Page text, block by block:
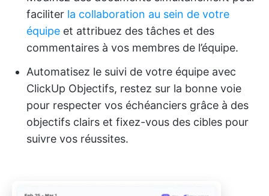
faciliter la collaboration au sein de votre
équipe et attribuez des tâches et des
commentaires à vos membres de l’équipe.
Automatisez le suivi de votre équipe avec
ClickUp Objectifs, restez sur la bonne voie
pour respecter vos échéanciers grâce à des
objectifs clairs et fixez-vous des cibles pour
suivre vos réussites.